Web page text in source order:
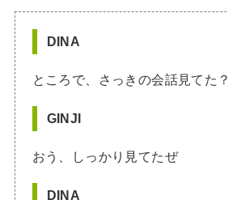
DINA
ところで、さっきの会話見てた？
GINJI
おう、しっかり見てたぜ
DINA